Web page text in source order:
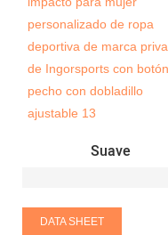
Suave
DATA SHEET